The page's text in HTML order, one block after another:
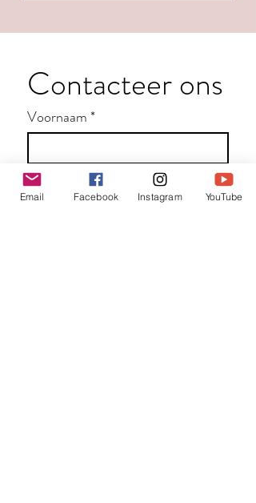
Contacteer ons
Voornaam*
Familienaam
Email Facebook Instagram YouTube